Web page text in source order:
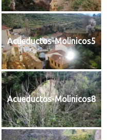
Acueductos-Molinicos5
Acueductos-Molinicos8